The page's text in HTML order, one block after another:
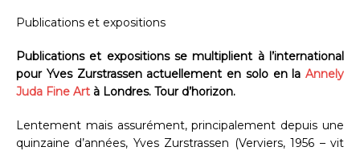
Publications et expositions
Publications et expositions se multiplient à l’international
pour Yves Zurstrassen actuellement en solo en la Annely
Juda Fine Art à Londres. Tour d’horizon.
Lentement mais assurément, principalement depuis une
quinzaine d’années, Yves Zurstrassen (Verviers, 1956 – vit